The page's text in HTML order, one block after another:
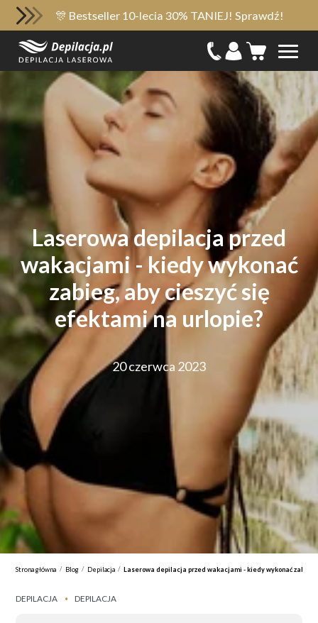
🎊 Bestseller 10-lecia 30% TANIEJ! Sprawdź!
Laserowa depilacja przed
wakacjami - kiedy wykonać
zabieg, aby cieszyć się
efektami na urlopie?
20 czerwca 2023
Strona główna / Blog / Depilacja / Laserowa depilacja przed wakacjami - kiedy wykonać
DEPILACJA • DEPILACJA